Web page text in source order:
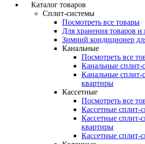
Каталог товаров
Сплит-системы
Посмотреть все товары
Для хранения товаров и
Зимний кондиционер
Канальные
Посмотреть все
Канальные сплит-
Канальные сплит-
квартиры
Кассетные
Посмотреть все
Кассетные сплит-
Кассетные сплит-
квартиры
Кассетные сплит-